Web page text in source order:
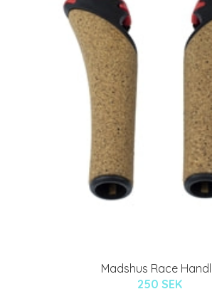
Madshus Race
250 SEK